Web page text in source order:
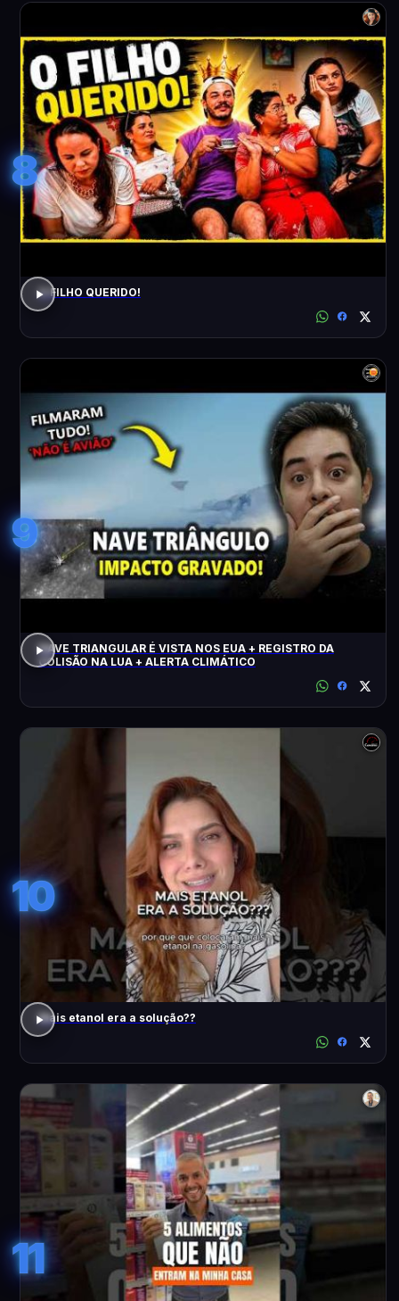
8
O FILHO QUERIDO!
9
NAVE TRIANGULAR É VISTA NOS EUA + REGISTRO DA
COLISÃO NA LUA + ALERTA CLIMÁTICO
10
Mais etanol era a solução??
11